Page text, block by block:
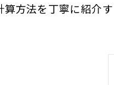
方法を丁寧に紹介